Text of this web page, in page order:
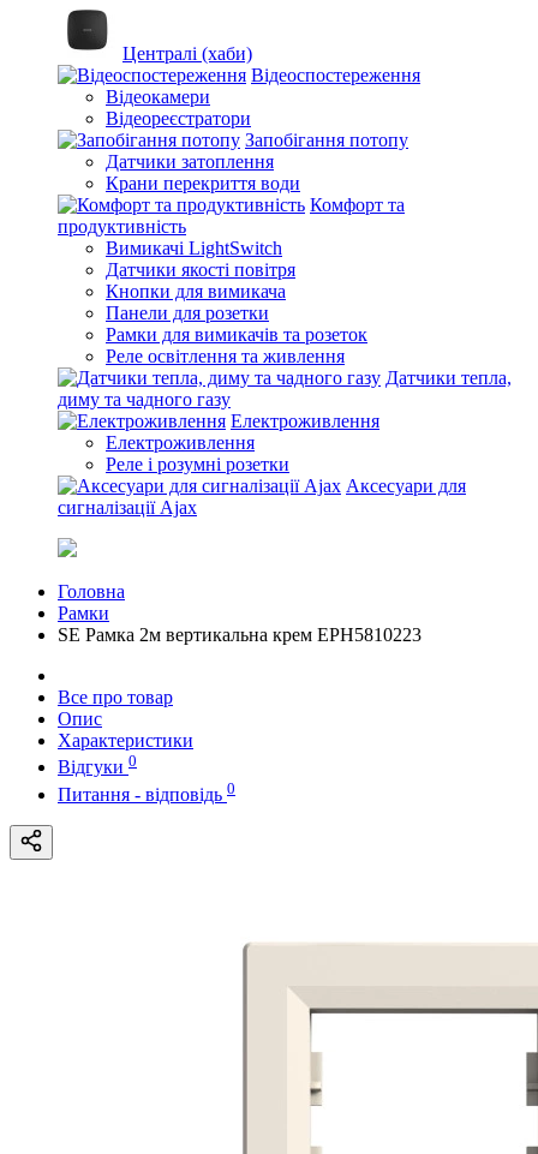
Централі (хаби)
Відеоспостереження
Відеокамери
Відеореєстратори
Запобігання потопу
Датчики затоплення
Крани перекриття води
Комфорт та
продуктивність
Вимикачі LightSwitch
Датчики якості повітря
Кнопки для вимикача
Панели для розетки
Рамки для вимикачів та розеток
Реле освітлення та живлення
Датчики тепла,
диму та чадного газу
Електроживлення
Електроживлення
Реле і розумні розетки
Аксесуари для
сигналізації Ajax
Головна
Рамки
SE Рамка 2м вертикальна крем EPH5810223
Все про товар
Опис
Характеристики
Відгуки 0
Питання - відповідь 0